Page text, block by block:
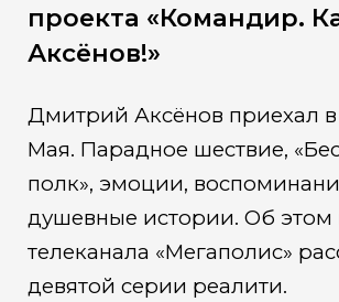
проекта «Командир.
Аксёнов!»
Дмитрий Аксёнов приехал в
Мая. Парадное шествие,
полк», эмоции,
душевные истории. Об этом
телеканала «Мегаполис»
девятой серии реалити.